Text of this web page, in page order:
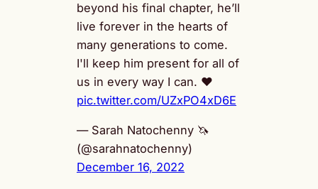
beyond his final chapter, he’ll
live forever in the hearts of
many generations to come.
I'll keep him present for all of
us in every way I can. ❤️
pic.twitter.com/UZxPO4xD6E
— Sarah Natochenny 🦄
(@sarahnatochenny)
December 16, 2022